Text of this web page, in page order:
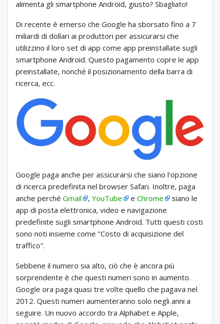
alimenta gli smartphone Android, giusto? Sbagliato!
Di recente è emerso che Google ha sborsato fino a 7
miliardi di dollari ai produttori per assicurarsi che
utilizzino il loro set di app come app preinstallate sugli
smartphone Android. Questo pagamento copre le app
preinstallate, nonché il posizionamento della barra di
ricerca, ecc.
Google paga anche per assicurarsi che siano l'opzione
di ricerca predefinita nel browser Safari. Inoltre, paga
anche perché Gmail , YouTube e Chrome
siano le
app di posta elettronica, video e navigazione
predefinite sugli smartphone Android. Tutti questi costi
sono noti insieme come "Costo di acquisizione del
traffico".
Sebbene il numero sia alto, ciò che è ancora più
sorprendente è che questi numeri sono in aumento.
Google ora paga quasi tre volte quello che pagava nel
2012. Questi numeri aumenteranno solo negli anni a
seguire. Un nuovo accordo tra Alphabet e Apple,